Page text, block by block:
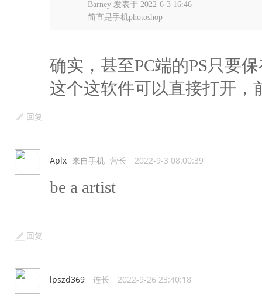
Barney 发表于 2022-6-3 16:46
简直是手机photoshop
确实，甚至PC端的PS只要
这个这软件可以直接打开，
回复
Aplx 来自手机 营长 2022-9-3 08:00:39
be a artist
回复
lpszd369 连长 2022-9-26 23:40:18